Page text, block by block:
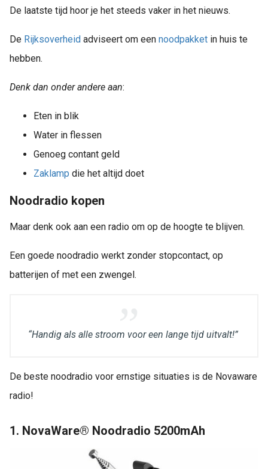
De laatste tijd hoor je het steeds vaker in het nieuws.
De Rijksoverheid adviseert om een noodpakket in huis te
hebben.
Denk dan onder andere aan:
Eten in blik
Water in flessen
Genoeg contant geld
Zaklamp die het altijd doet
Noodradio kopen
Maar denk ook aan een radio om op de hoogte te blijven.
Een goede noodradio werkt zonder stopcontact, op
batterijen of met een zwengel.
“Handig als alle stroom voor een lange tijd uitvalt!”
De beste noodradio voor ernstige situaties is de Novaware
radio!
1. NovaWare® Noodradio 5200mAh